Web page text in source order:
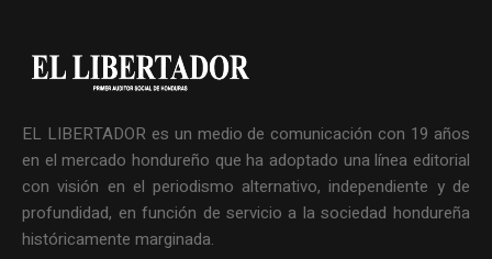
EL LIBERTADOR es un medio de comunicación con 19 años
en el mercado hondureño que ha adoptado una línea editorial
con visión en el periodismo alternativo, independiente y de
profundidad, en función de servicio a la sociedad hondureña
históricamente marginada.